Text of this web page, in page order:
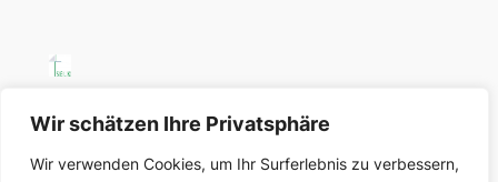
Wir schätzen Ihre Privatsphäre
Wir verwenden Cookies, um Ihr Surferlebnis zu verbessern,
Region Ost der Selbständigen Evangelisch-